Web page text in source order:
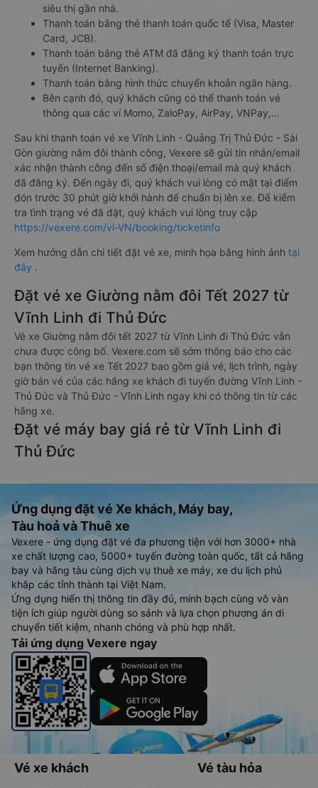
siêu thị gần nhà.
Thanh toán bằng thẻ thanh toán quốc tế (Visa, Master
Card, JCB).
Thanh toán bằng thẻ ATM đã đăng ký thanh toán trực
tuyến (Internet Banking).
Thanh toán bằng hình thức chuyển khoản ngân hàng.
Bên cạnh đó, quý khách cũng có thể thanh toán vé
thông qua các ví Momo, ZaloPay, AirPay, VNPay,…
Sau khi thanh toán vé xe Vĩnh Linh - Quảng Trị Thủ Đức - Sài
Gòn giường nằm đôi thành công, Vexere sẽ gửi tin nhắn/email
xác nhận thành công đến số điện thoại/email mà quý khách
đã đăng ký. Đến ngày đi, quý khách vui lòng có mặt tại điểm
đón trước 30 phút giờ khởi hành để chuẩn bị lên xe. Để kiểm
tra tình trạng vé đã đặt, quý khách vui lòng truy cập
https://vexere.com/vi-VN/booking/ticketinfo
Xem hướng dẫn chi tiết đặt vé xe, minh họa bằng hình ảnh tại
đây .
Đặt vé xe Giường nằm đôi Tết 2027 từ
Vĩnh Linh đi Thủ Đức
Vé xe Giường nằm đôi tết 2027 từ Vĩnh Linh đi Thủ Đức vẫn
chưa được công bố. Vexere.com sẽ sớm thông báo cho các
bạn thông tin vé xe Tết 2027 bao gồm giá vé, lịch trình, ngày
giờ bán vé của các hãng xe khách đi tuyến đường Vĩnh Linh -
Thủ Đức và Thủ Đức - Vĩnh Linh ngay khi có thông tin từ các
hãng xe.
Đặt vé máy bay giá rẻ từ Vĩnh Linh đi
Thủ Đức
Ứng dụng đặt vé Xe khách, Máy bay,
Tàu hoả và Thuê xe
Vexere - ứng dụng đặt vé đa phương tiện với hơn 3000+ nhà
xe chất lượng cao, 5000+ tuyến đường toàn quốc, tất cả hãng
bay và hãng tàu cùng dịch vụ thuê xe máy, xe du lịch phủ
khắp các tỉnh thành tại Việt Nam.
Ứng dụng hiển thị thông tin đầy đủ, minh bạch cùng vô vàn
tiện ích giúp người dùng so sánh và lựa chọn phương án di
chuyển tiết kiệm, nhanh chóng và phù hợp nhất.
Tải ứng dụng Vexere ngay
Vé xe khách Vé tàu hỏa